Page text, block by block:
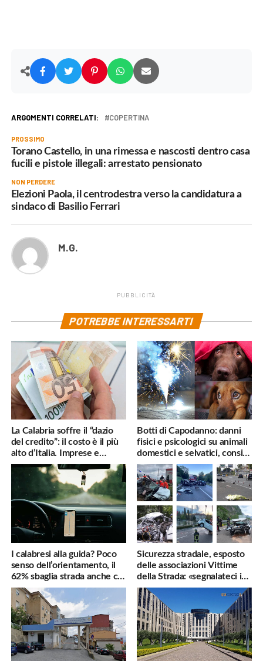
ARGOMENTI CORRELATI: COPERTINA
PROSSIMO
Torano Castello, in una rimessa e nascosti dentro casa
fucili e pistole illegali: arrestato pensionato
NON PERDERE
Elezioni Paola, il centrodestra verso la candidatura a
sindaco di Basilio Ferrari
M.G.
PUBBLICITÀ
POTREBBE INTERESSARTI
La Calabria soffre il “dazio
del credito”: il costo è il più
alto d’Italia. Imprese e
famiglie penalizzate
Botti di Capodanno: danni
fisici e psicologici su animali
domestici e selvatici, consigli
utili
I calabresi alla guida? Poco
senso dell’orientamento, il
62% sbaglia strada anche col
navigatore
Sicurezza stradale, esposto
delle associazioni Vittime
della Strada: «segnalateci i
pericoli, interverremo
subito»